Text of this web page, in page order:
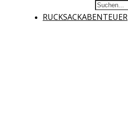
RUCKSACKABENTEUER